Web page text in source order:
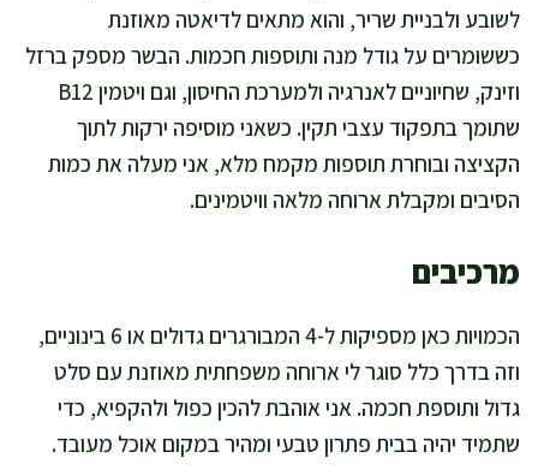
לשובע ולבניית שריר, והוא מתאים לדיאטה מאוזנת
כששומרים על גודל מנה ותוספות חכמות. הבשר מספק ברזל
וזינק, שחיוניים לאנרגיה ולמערכת החיסון, וגם ויטמין B12
שתומך בתפקוד עצבי תקין. כשאני מוסיפה ירקות לתוך
הקציצה ובוחרת תוספות מקמח מלא, אני מעלה את כמות
הסיבים ומקבלת ארוחה מלאה וויטמינים.
מרכיבים
הכמויות כאן מספיקות ל-4 המבורגרים גדולים או 6 בינוניים,
וזה בדרך כלל סוגר לי ארוחה משפחתית מאוזנת עם סלט
גדול ותוספת חכמה. אני אוהבת להכין כפול ולהקפיא, כדי
שתמיד יהיה בבית פתרון טבעי ומהיר במקום אוכל מעובד.